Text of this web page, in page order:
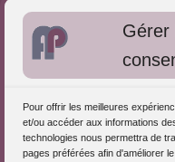
Gérer
Pour offrir les meilleures
et/ou accéder aux informations
technologies nous permettra de
pages préférées afin d'améliorer
Approches de l'Analyse
S'inscrire dans
Publiez vos formations